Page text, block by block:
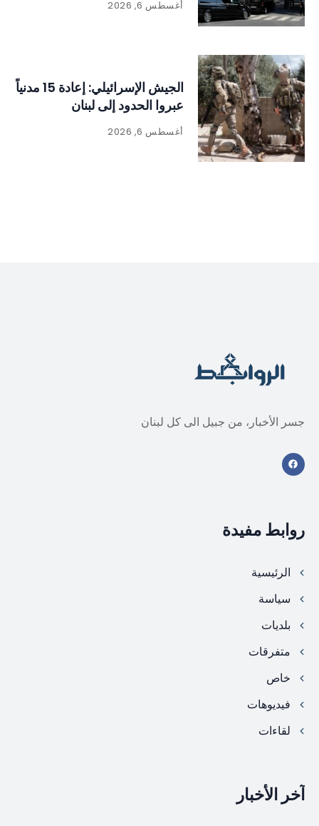
أغسطس 6, 2026
الجيش الإسرائيلي: إعادة 15 مدنياً
عبروا الحدود إلى لبنان
أغسطس 6, 2026
جسر الأخبار، من جبيل الى كل لبنان
روابط مفيدة
الرئيسية
سياسة
بلديات
متفرقات
خاص
فيديوهات
لقاءات
آخر الأخبار